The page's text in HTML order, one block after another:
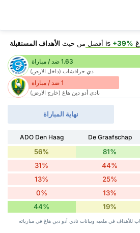
+39% أفضل من حيث الأهداف المستقبلة
1.63 ضد / مباراة
دي جرافشاب (داخل الارض)
1 ضد / مباراة
نادي أدو دين هاغ (خارج الارض)
نهاية المباراة
De Graafschap
ADO Den Haag
81%
56%
44%
31%
25%
13%
13%
0%
19%
44%
في ملعبه وبيانات نادي أدو دين هاغ في مبارياته